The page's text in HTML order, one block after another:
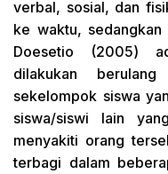
verbal, sosial, dan
ke waktu, sedangkan
Doesetio (2005)
dilakukan
sekelompok siswa
siswa/siswi lain
menyakiti orang
terbagi dalam